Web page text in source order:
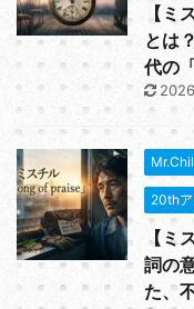
【ミ
とは
代の
20thア
【ミ
詞の
た、